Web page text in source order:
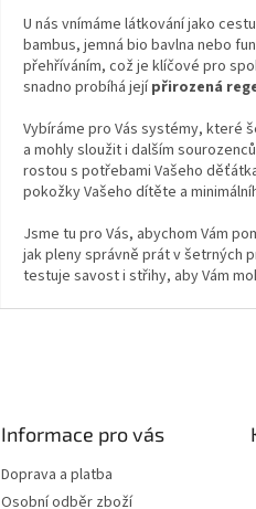
U nás vnímáme látkování jako
bambus, jemná bio bavlna nebo
přehříváním, což je klíčové pro
snadno probíhá jejípřirozená
Vybíráme pro Vás systémy, které
a mohly sloužit i dalším
rostou s potřebami Vašeho
pokožky Vašeho dítěte a
Jsme tu pro Vás, abychom Vám
jak pleny správně prát v šetrných
testuje savost i střihy, aby Vám
Informace pro vás
Doprava a platba
Osobní odběr zboží